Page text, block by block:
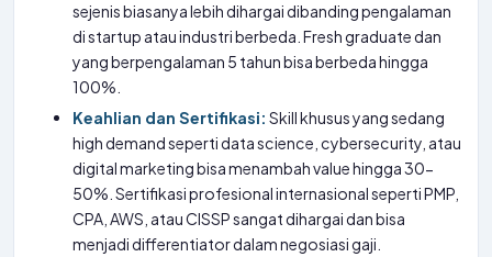
sejenis biasanya lebih dihargai dibanding pengalaman
di startup atau industri berbeda. Fresh graduate dan
yang berpengalaman 5 tahun bisa berbeda hingga
100%.
Keahlian dan Sertifikasi: Skill khusus yang sedang
high demand seperti data science, cybersecurity, atau
digital marketing bisa menambah value hingga 30-
50%. Sertifikasi profesional internasional seperti PMP,
CPA, AWS, atau CISSP sangat dihargai dan bisa
menjadi differentiator dalam negosiasi gaji.